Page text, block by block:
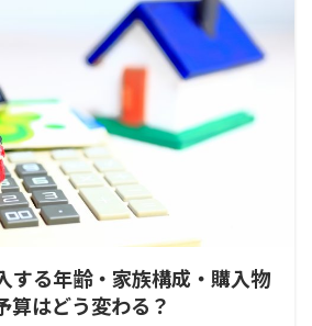
する年齢・家族構成・購入物
算はどう変わる？